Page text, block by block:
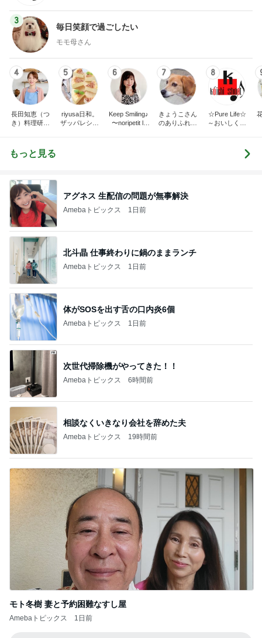
3
毎日笑顔で過ごしたい
モモ母さん
4
長田知恵（つ
き）料理研究
キッチンアイ
テム」
5
riyusa日和。
ザッパレシピ
6
Keep Smiling♪
〜noripetit lif
7
きょうこさん
のありふれた
8
☆Pure Life☆
～おいしく、
もっと見る
アグネス 生配信の問題が無事解決
Amebaトピックス 1日前
北斗晶 仕事終わりに鍋のままランチ
Amebaトピックス 1日前
体がSOSを出す舌の口内炎6個
Amebaトピックス 1日前
次世代掃除機がやってきた！！
Amebaトピックス 6時間前
相談なくいきなり会社を辞めた夫
Amebaトピックス 19時間前
モト冬樹 妻と予約困難なすし屋
Amebaトピックス 1日前